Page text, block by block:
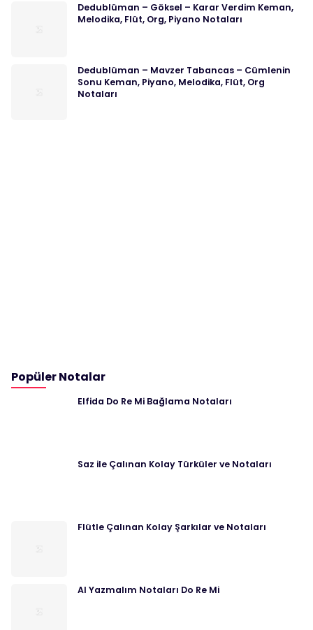
Dedublüman – Göksel – Karar Verdim Keman,
Melodika, Flüt, Org, Piyano Notaları
Dedublüman – Mavzer Tabancas – Cümlenin
Sonu Keman, Piyano, Melodika, Flüt, Org
Notaları
Popüler Notalar
Elfida Do Re Mi Bağlama Notaları
Saz ile Çalınan Kolay Türküler ve Notaları
Flütle Çalınan Kolay Şarkılar ve Notaları
Al Yazmalım Notaları Do Re Mi